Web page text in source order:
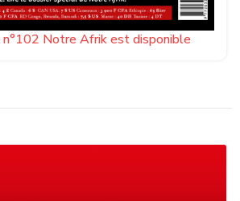
n°102 Notre Afrik est disponible